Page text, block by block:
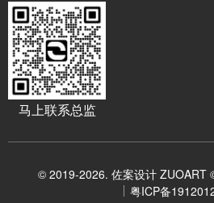
马上联系总监
© 2019-2026. 佐案设计 ZUOART
粤ICP备